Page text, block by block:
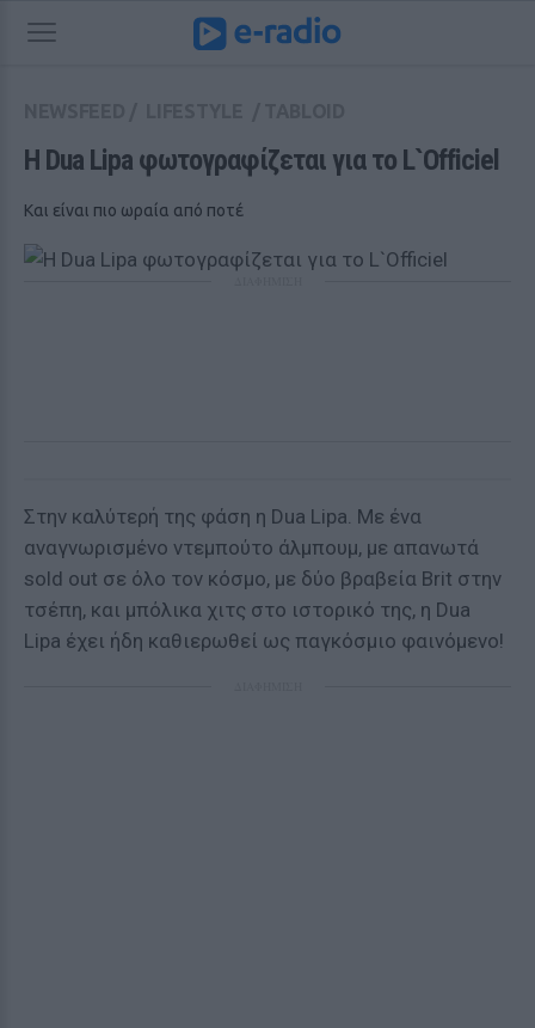
H Dua Lipa φωτογραφίζεται για το L`Officiel
Και είναι πιο ωραία από ποτέ
Στην καλύτερή της φάση η Dua Lipa. Με ένα
αναγνωρισμένο ντεμπούτο άλμπουμ, με απανωτά
sold out σε όλο τον κόσμο, με δύο βραβεία Brit στην
τσέπη, και μπόλικα χιτς στο ιστορικό της, η Dua
Lipa έχει ήδη καθιερωθεί ως παγκόσμιο φαινόμενο!